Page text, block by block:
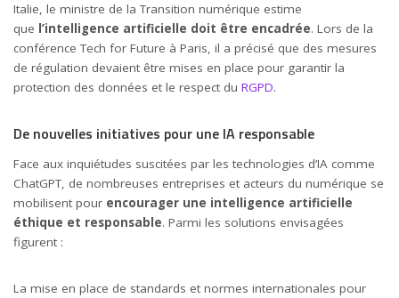
Italie, le ministre de la Transition numérique estime
que l’intelligence artificielle doit être encadrée. Lors de la
conférence Tech for Future à Paris, il a précisé que des mesures
de régulation devaient être mises en place pour garantir la
protection des données et le respect du RGPD.
De nouvelles initiatives pour une IA responsable
Face aux inquiétudes suscitées par les technologies d’IA comme
ChatGPT, de nombreuses entreprises et acteurs du numérique se
mobilisent pour encourager une intelligence artificielle
éthique et responsable. Parmi les solutions envisagées
figurent :
La mise en place de standards et normes internationales pour